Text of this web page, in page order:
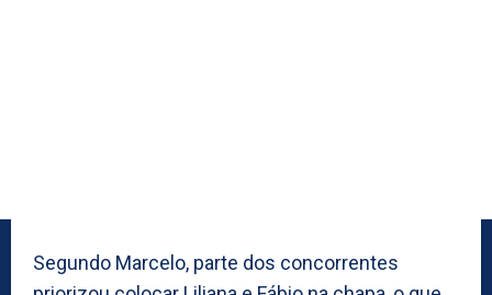
Segundo Marcelo, parte dos concorrentes